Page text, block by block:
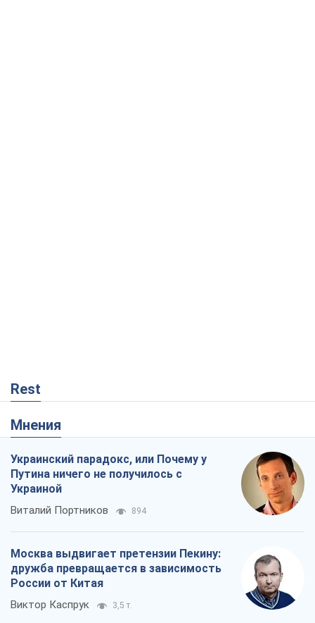
Rest
Мнения
Украинский парадокс, или Почему у
Путина ничего не получилось с
Украиной
Виталий Портников 894
Москва выдвигает претензии Пекину:
дружба превращается в зависимость
России от Китая
Виктор Каспрук 3,5 т.